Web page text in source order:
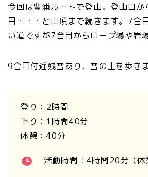
今回は豊浦ルートで登山。登山口
目・・・と山頂まで続きます。7合
い道ですが7合目からロープ場や岩
9合目付近残雪あり、雪の上を歩きま
登り：2時間
下り：1時間40分
休憩：40分
活動時間：4時間20分（休